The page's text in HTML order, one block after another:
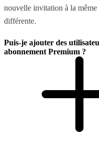
nouvelle invitation à la même
différente.
Puis-je ajouter des
abonnement Premium ?